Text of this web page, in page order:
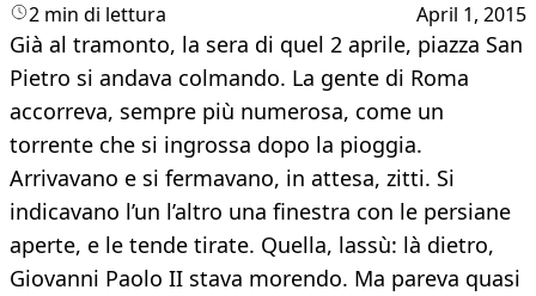
2 min di lettura April 1, 2015
Già al tramonto, la sera di quel 2 aprile, piazza San
Pietro si andava colmando. La gente di Roma
accorreva, sempre più numerosa, come un
torrente che si ingrossa dopo la pioggia.
Arrivavano e si fermavano, in attesa, zitti. Si
indicavano l’un l’altro una finestra con le persiane
aperte, e le tende tirate. Quella, lassù: là dietro,
Giovanni Paolo II stava morendo. Ma pareva quasi